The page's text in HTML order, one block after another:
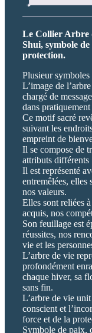
Le Collier Arbre
Shui, symbole de
protection.
Plusieur
L’image de
chargé de
dans
Ce motif sacré
suivant les
empreint de
Il se compose de
attributs différents
Il est représenté
entremêlées,
nos valeurs.
Elles sont reliées
acquis, nos
Son feuillage est
réussites, nos
vie et les
L’arbre de vie
profondément
chaque hiver, sa
sans fin.
L’arbre de vie
conscient et
force et de la
Symbole de paix,